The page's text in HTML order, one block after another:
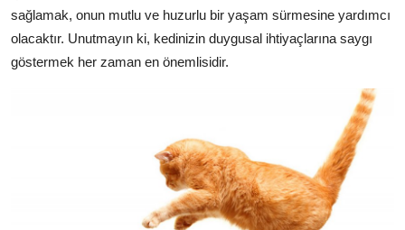
sağlamak, onun mutlu ve huzurlu bir yaşam sürmesine yardımcı
olacaktır. Unutmayın ki, kedinizin duygusal ihtiyaçlarına saygı
göstermek her zaman en önemlisidir.